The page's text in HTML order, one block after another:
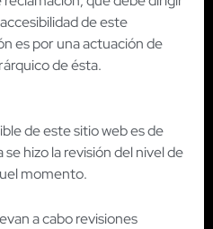
de este
es por una actuación de
de ésta.
de este sitio web es de
hizo la revisión del nivel de
momento.
a cabo revisiones